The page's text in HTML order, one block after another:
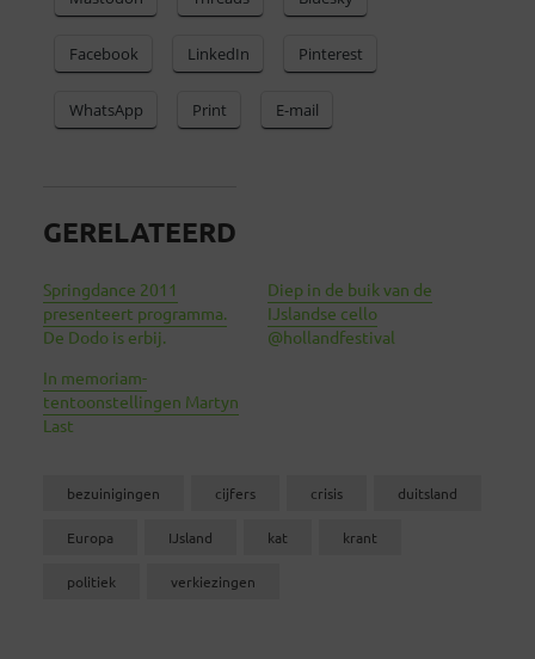
Facebook LinkedIn Pinterest
WhatsApp Print E-mail
GERELATEERD
Springdance 2011
presenteert programma.
De Dodo is erbij.
Diep in de buik van de
IJslandse cello
@hollandfestival
In memoriam-
tentoonstellingen Martyn
Last
bezuinigingen cijfers crisis duitsland
Europa IJsland kat krant
politiek verkiezingen